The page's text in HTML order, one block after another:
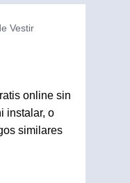
Vestir
online sin
instalar, o
similares